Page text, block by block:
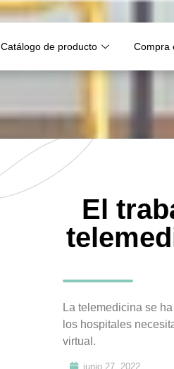
Catálogo de producto Compra
El
La telemedicina se
los hospitales
virtual.
junio 27, 2022